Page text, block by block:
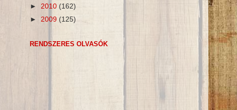
► 2010 (162)
► 2009 (125)
RENDSZERES OLVASÓK